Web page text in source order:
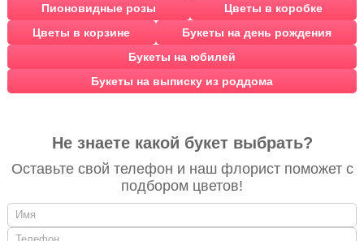
Пионовидные розы
Цветы в коробке
Цветы в корзине
Букеты на день рождения
Букеты на юбилей
Букеты на выписку из роддома
Не знаете какой букет выбрать?
Оставьте свой телефон и наш флорист поможет с
подбором цветов!